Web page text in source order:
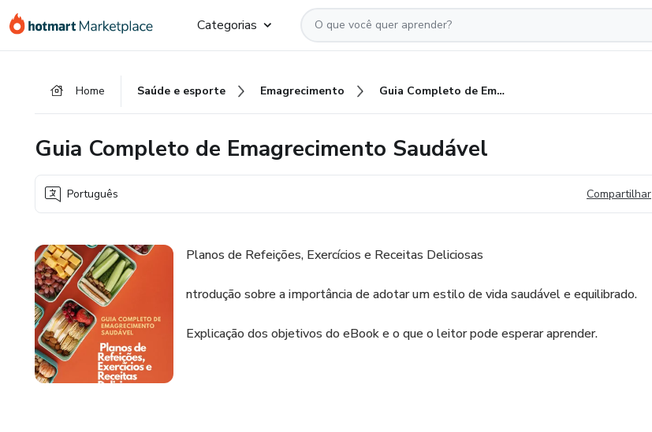
para
para
para
Categorias
Home Saúde e esporte Emagrecimento Guia Completo de Emagrecimento Saudável
Guia Completo de Emagrecimento Saudável
Português Compartilhar
Planos de Refeições, Exercícios e Receitas Deliciosas
ntrodução sobre a importância de adotar um estilo de vida saudável e equilibrado.
Explicação dos objetivos do eBook e o que o leitor pode esperar aprender.